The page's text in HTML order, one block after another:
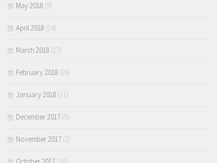
May 2018 (9)
April 2018 (24)
March 2018 (17)
February 2018 (26)
January 2018 (11)
December 2017 (5)
November 2017 (2)